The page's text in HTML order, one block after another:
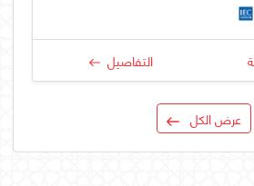
التفاصيل
عرض الكل